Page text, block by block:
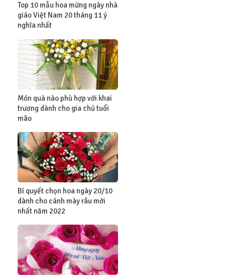
Top 10 mẫu hoa mừng ngày nhà
giáo Việt Nam 20 tháng 11 ý
nghĩa nhất
Món quà nào phù hợp với khai
trương dành cho gia chủ tuổi
mão
Bí quyết chọn hoa ngày 20/10
dành cho cánh mày râu mới
nhất năm 2022